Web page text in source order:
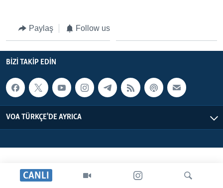
CANLI
Paylaş Follow us
BIZI TAKIP EDIN
VOA TÜRKÇE'DE AYRICA